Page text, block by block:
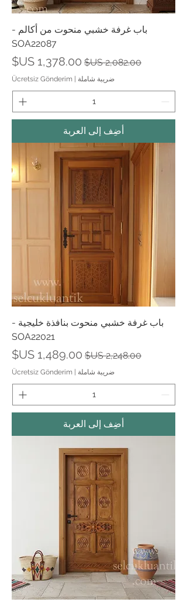
باب غرفة خشبي منحوت من أكالم -
SOA22087
سعر عادي سعر البيع
ضريبة شاملة |
Ücretsiz Gönderim
أضِف إلى العربة
باب غرفة خشبي منحوت بنافذة خليجية -
SOA22021
سعر عادي سعر البيع
ضريبة شاملة |
Ücretsiz Gönderim
أضِف إلى العربة